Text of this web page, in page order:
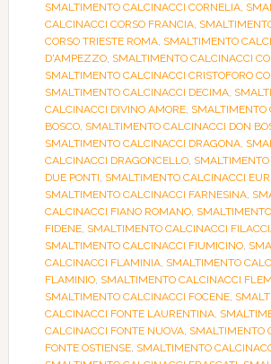
SMALTIMENTO CALCINACCI CORNELIA,
CALCINACCI CORSO FRANCIA,
CORSO TRIESTE ROMA, SMALTIMENTO
D'AMPEZZO, SMALTIMENTO CALCINACCI
SMALTIMENTO CALCINACCI CRISTOFORO
SMALTIMENTO CALCINACCI DECIMA,
CALCINACCI DIVINO AMORE, SMALTIMENTO
BOSCO, SMALTIMENTO CALCINACCI DON
SMALTIMENTO CALCINACCI DRAGONA,
CALCINACCI DRAGONCELLO,
DUE PONTI, SMALTIMENTO CALCINACCI
SMALTIMENTO CALCINACCI FARNESINA,
CALCINACCI FIANO ROMANO,
FIDENE, SMALTIMENTO CALCINACCI
SMALTIMENTO CALCINACCI FIUMICINO,
CALCINACCI FLAMINIA, SMALTIMENTO
FLAMINIO, SMALTIMENTO CALCINACCI
SMALTIMENTO CALCINACCI FOCENE,
CALCINACCI FONTE LAURENTINA,
CALCINACCI FONTE NUOVA, SMALTIMENTO
FONTE OSTIENSE, SMALTIMENTO